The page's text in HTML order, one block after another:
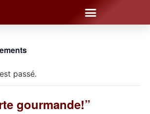
passé.
gourmande!”